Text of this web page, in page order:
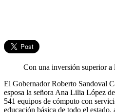
Con una inversión superior a
El Gobernador Roberto Sandoval
esposa la señora Ana Lilia López
541 equipos de cómputo con
educación básica de todo el